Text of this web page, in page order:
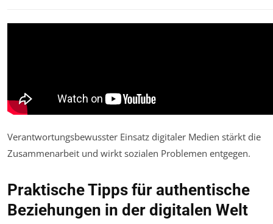
Verantwortungsbewusster Einsatz digitaler Medien stärkt die
Zusammenarbeit und wirkt sozialen Problemen entgegen.
Praktische Tipps für authentische
Beziehungen in der digitalen Welt